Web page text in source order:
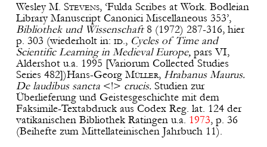
Wesley M. Stevens, ‘Fulda Scribes at Work. Bodleian
Library Manuscript Canonici Miscellaneous 353’,
Bibliothek und Wissenschaft 8 (1972) 287-316, hier
p. 303 (wiederholt in: id., Cycles of Time and
Scientific Learning in Medieval Europe, pars VI,
Aldershot u.a. 1995 [Variorum Collected Studies
Series 482])Hans-Georg Müller, Hrabanus Maurus.
De laudibus sancta <!> crucis. Studien zur
Überlieferung und Geistesgeschichte mit dem
Faksimile-Textabdruck aus Codex Reg. lat. 124 der
vatikanischen Bibliothek Ratingen u.a. 1973, p. 36
(Beihefte zum Mittellateinischen Jahrbuch 11).